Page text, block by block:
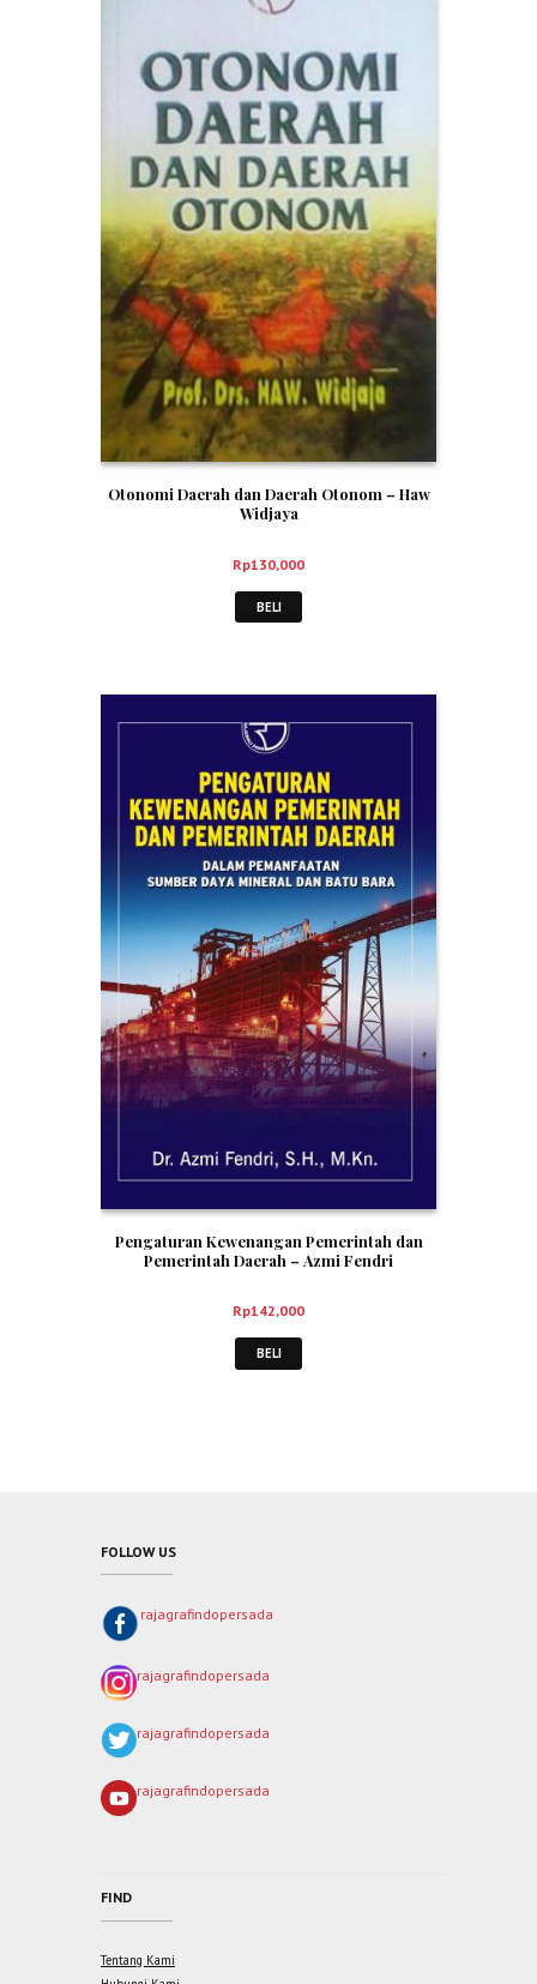
Otonomi Daerah dan Daerah Otonom – Haw
Widjaya
Rp130,000
BELI
Pengaturan Kewenangan Pemerintah dan
Pemerintah Daerah – Azmi Fendri
Rp142,000
BELI
FOLLOW US
rajagrafindopersada
rajagrafindopersada
rajagrafindopersada
rajagrafindopersada
FIND
Tentang Kami